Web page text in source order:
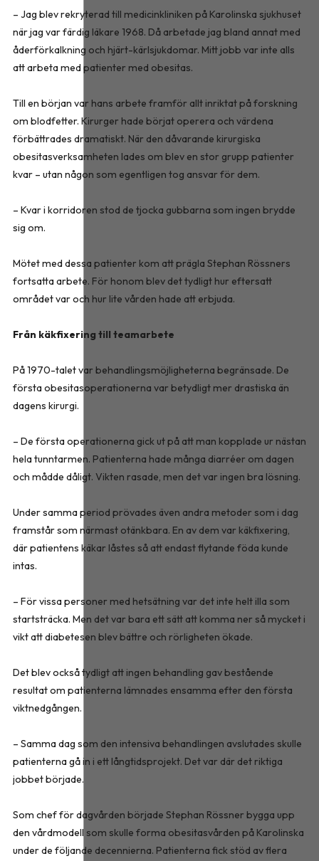
– Jag blev rekryterad till medicinkliniken på Karolinska sjukhuset
när jag var färdig läkare 1968. Då arbetade jag bland annat med
åderförkalkning och hjärt-kärlsjukdomar. Mitt jobb var inte alls
att arbeta med patienter med obesitas.
Till en början var hans arbete framför allt inriktat på forskning
om blodfetter. Kirurger hade börjat operera och värdena
förbättrades dramatiskt. När den dåvarande kirurgiska
obesitasverksamheten lades om blev en stor grupp patienter
kvar – utan någon som egentligen tog ansvar för dem.
– Kvar i korridoren stod de tjocka gubbarna som ingen brydde
sig om.
Mötet med dessa patienter kom att prägla Stephan Rössners
fortsatta arbete. För honom blev det tydligt hur eftersatt
området var och hur lite vården hade att erbjuda.
Från käkfixering till teamarbete
På 1970-talet var behandlingsmöjligheterna begränsade. De
första obesitasoperationerna var betydligt mer drastiska än
dagens kirurgi.
– De första operationerna gick ut på att man kopplade ur nästan
hela tunntarmen. Patienterna hade många diarréer om dagen
och mådde dåligt. Vikten rasade, men det var ingen bra lösning.
Under samma period prövades även andra metoder som i dag
framstår som närmast otänkbara. En av dem var käkfixering,
där patientens käkar låstes så att endast flytande föda kunde
intas.
– För vissa personer med hetsätning var det inte helt illa som
startsträcka. Men det var bara ett sätt att komma ner så mycket i
vikt att diabetesen blev bättre och rörligheten ökade.
Det blev också tydligt att ingen behandling gav bestående
resultat om patienterna lämnades ensamma efter den första
viktnedgången.
– Samma dag som den intensiva behandlingen avslutades skulle
patienterna gå in i ett långtidsprojekt. Det var där det riktiga
jobbet började.
Som chef för dagvården började Stephan Rössner bygga upp
den vårdmodell som skulle forma obesitasvården på Karolinska
under de följande decennierna. Patienterna fick stöd av flera